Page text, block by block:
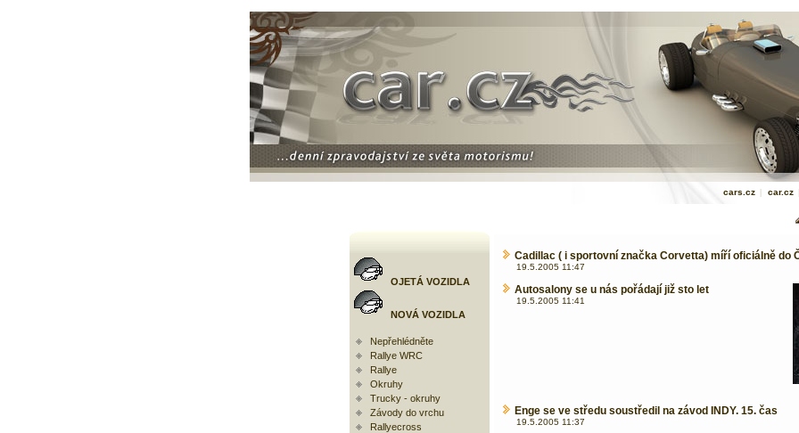
cars.cz | car.cz
OJETÁ VOZIDLA
NOVÁ VOZIDLA
Nepřehlédněte
Rallye WRC
Rallye
Okruhy
Trucky - okruhy
Závody do vrchu
Rallyecross
Cadillac ( i sportovní značka Corvetta) míří oficiálně do
19.5.2005 11:47
Autosalony se u nás pořádají již sto let
19.5.2005 11:41
Enge se ve středu soustředil na závod INDY. 15. čas
19.5.2005 11:37